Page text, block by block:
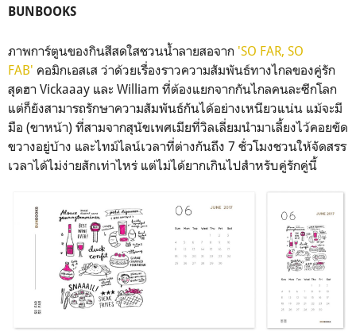
BUNBOOKS
ภาพการ์ตูนของกินสีสดใสชวนน้ำลายสอจาก 'SO FAR, SO
FAB' คอมิกเอสเส ว่าด้วยเรื่องราวความสัมพันธ์ทางไกลของคู่รัก
สุดฮา Vickaaay และ William ที่ต้องแยกจากกันไกลคนละซีกโลก
แต่ก็ยังสามารถรักษาความสัมพันธ์กันได้อย่างเหนียวแน่น แม้จะมี
มือ (ขาหน้า) ที่สามจากสุนัขเพศเมียที่วิลเลี่ยมนำมาเลี้ยงไว้คอยขัด
ขวางอยู่บ้าง และไทม์ไลน์เวลาที่ต่างกันถึง 7 ชั่วโมงชวนให้จัดสรร
เวลาได้ไม่ง่ายสักเท่าไหร่ แต่ไม่ได้ยากเกินไปสำหรับคู่รักคู่นี้